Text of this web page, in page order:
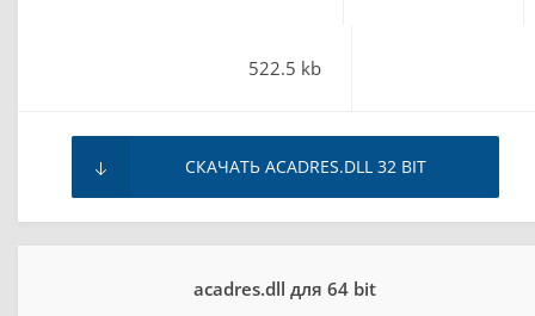
522.5 kb
СКАЧАТЬ ACADRES.DLL 32 BIT
acadres.dll для 64 bit